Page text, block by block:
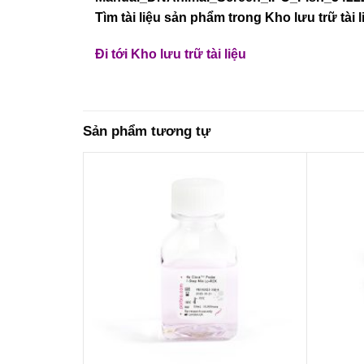
Tìm tài liệu sản phẩm trong Kho lưu trữ tài
Đi tới Kho lưu trữ tài liệu
Sản phẩm tương tự